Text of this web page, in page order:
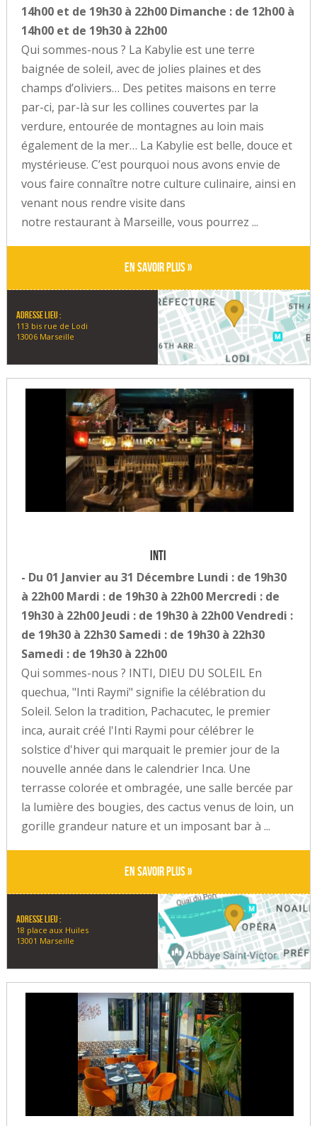
14h00 et de 19h30 à 22h00 Dimanche : de 12h00 à
14h00 et de 19h30 à 22h00
Qui sommes-nous ? La Kabylie est une terre
baignée de soleil, avec de jolies plaines et des
champs d’oliviers… Des petites maisons en terre
par-ci, par-là sur les collines couvertes par la
verdure, entourée de montagnes au loin mais
également de la mer… La Kabylie est belle, douce et
mystérieuse. C’est pourquoi nous avons envie de
vous faire connaître notre culture culinaire, ainsi en
venant nous rendre visite dans
notre restaurant à Marseille, vous pourrez ...
En savoir plus »
Adresse lieu :
113 bis rue de Lodi
13006 Marseille
Inti
- Du 01 Janvier au 31 Décembre Lundi : de 19h30
à 22h00 Mardi : de 19h30 à 22h00 Mercredi : de
19h30 à 22h00 Jeudi : de 19h30 à 22h00 Vendredi :
de 19h30 à 22h30 Samedi : de 19h30 à 22h30
Samedi : de 19h30 à 22h00
Qui sommes-nous ? INTI, DIEU DU SOLEIL En
quechua, "Inti Raymi" signifie la célébration du
Soleil. Selon la tradition, Pachacutec, le premier
inca, aurait créé l'Inti Raymi pour célébrer le
solstice d'hiver qui marquait le premier jour de la
nouvelle année dans le calendrier Inca. Une
terrasse colorée et ombragée, une salle bercée par
la lumière des bougies, des cactus venus de loin, un
gorille grandeur nature et un imposant bar à ...
En savoir plus »
Adresse lieu :
18 place aux Huiles
13001 Marseille